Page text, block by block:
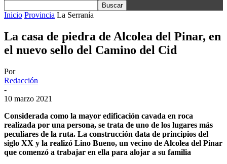
Inicio Provincia La Serranía
La casa de piedra de Alcolea del Pinar, en
el nuevo sello del Camino del Cid
Por
Redacción
-
10 marzo 2021
Considerada como la mayor edificación cavada en roca
realizada por una persona, se trata de uno de los lugares más
peculiares de la ruta. La construcción data de principios del
siglo XX y la realizó Lino Bueno, un vecino de Alcolea del Pinar
que comenzó a trabajar en ella para alojar a su familia